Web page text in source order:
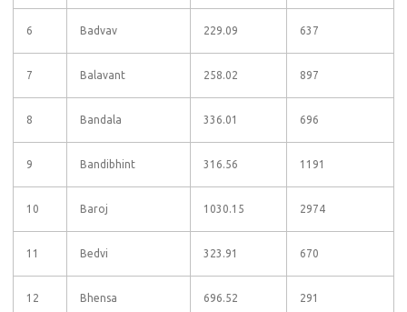
6 Badvav 229.09 637
7 Balavant 258.02 897
8 Bandala 336.01 696
9 Bandibhint 316.56 1191
10 Baroj 1030.15 2974
11 Bedvi 323.91 670
12 Bhensa 696.52 291